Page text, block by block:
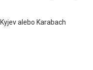
alebo Karabach